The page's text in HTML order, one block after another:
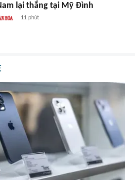
lại thắng tại Mỹ Đình
11 phút